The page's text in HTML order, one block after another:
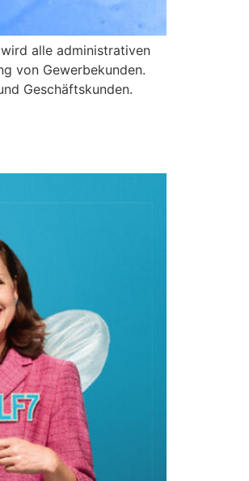
alle administrativen
von Gewerbekunden.
Geschäftskunden.